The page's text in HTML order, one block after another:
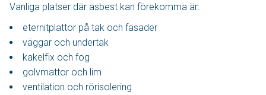
Vanliga platser där asbest kan förekomma är:
eternitplattor på tak och fasader
väggar och undertak
kakelfix och fog
golvmattor och lim
ventilation och rörisolering